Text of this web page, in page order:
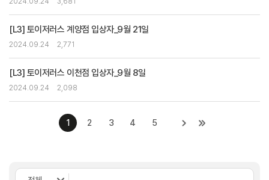
[L3] 토이저러스 계양점 입상자_9월 21일
2024.09.24 2,771
[L3] 토이저러스 이천점 입상자_9월 8일
2024.09.24 2,098
1 2 3 4 5